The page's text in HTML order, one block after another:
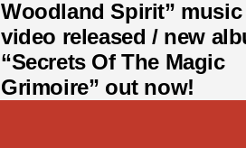
Woodland Spirit” music
video released / new
“Secrets Of The Magic
Grimoire” out now!